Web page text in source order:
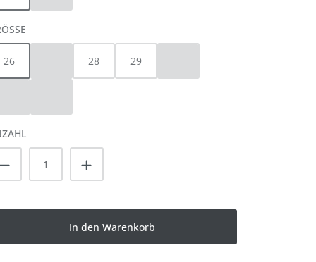
AUSWÄHLEN
26
(Diese Option ist zurzeit nicht verfügbar.)
28 29
Anzahl: Gib den gewünschten
In den Warenkorb